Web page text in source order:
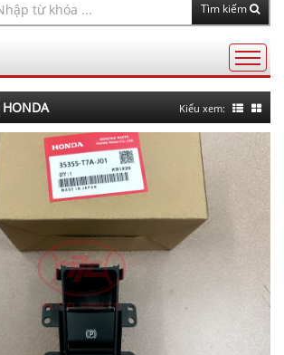
Tìm kiếm
Kiểu xem: